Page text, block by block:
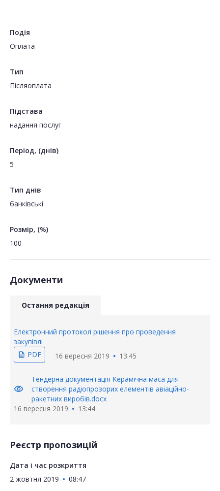
Подія
Оплата
Тип
Пiсляоплата
Підстава
надання послуг
Період, (днів)
5
Тип днів
банківські
Розмір, (%)
100
Документи
Остання редакція
Електронний протокол рішення про проведення
закупівлі
description PDF 16 вересня 2019 13:45
visibility
Тендерна документація Керамічна маса для
створення радіопрозорих елементів авіаційно-
ракетних виробів.docx
16 вересня 2019
13:44
Реєстр пропозицій
Дата і час розкриття
2 жовтня 2019
08:47